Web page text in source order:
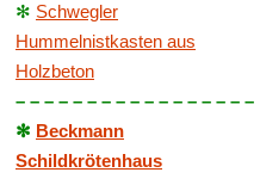
✻ Schwegler
Hummelnistkasten aus
Holzbeton
– – – – – – – – – – – – – – – – –
✻ Beckmann
Schildkrötenhaus